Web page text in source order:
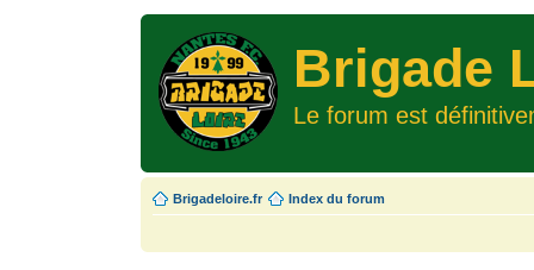
Brigade
Le forum est
Brigadeloire.fr Index du forum